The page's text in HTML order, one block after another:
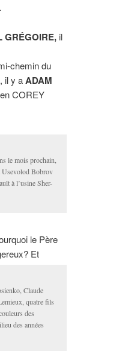
GRÉGOIRE, il
chemin du
il y a ADAM
COREY
le mois prochain,
Bobrov
à l’usine Sher-
le Père
Et
Claude
quatre fils
des
des années